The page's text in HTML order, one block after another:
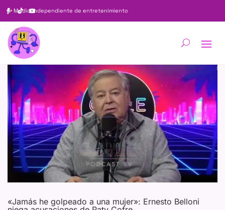
✨ Medio independiente de entretenimiento
«Jamás he golpeado a una mujer»: Ernesto Belloni